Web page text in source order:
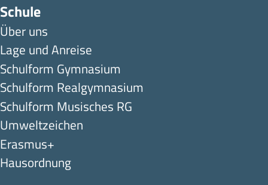
Schule
Über uns
Lage und Anreise
Schulform Gymnasium
Schulform Realgymnasium
Schulform Musisches RG
Umweltzeichen
Erasmus+
Hausordnung